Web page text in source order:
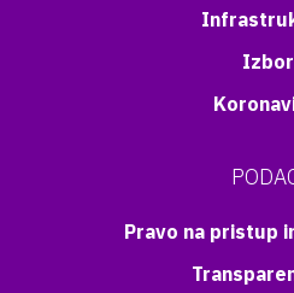
Pravo na pristup